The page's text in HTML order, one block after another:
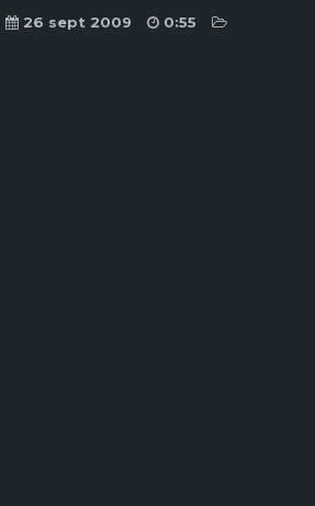
26 sept 2009
0:55